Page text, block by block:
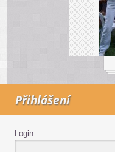
Přihlášení
Login: